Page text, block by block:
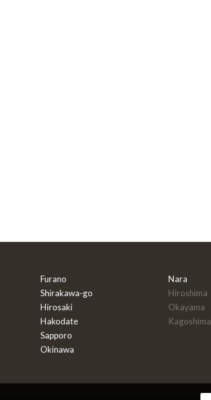
Furano
Shirakawa-go
Hirosaki
Hakodate
Sapporo
Okinawa
Nara
Hiroshima
Okayama
Kagoshima